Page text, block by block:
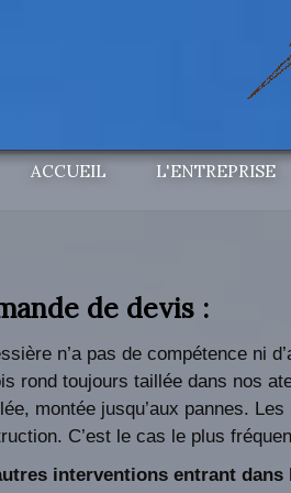
ACCUEIL L'ENTREPRISE
de devis :
n’a pas de compétence ni
rond toujours taillée dans nos
montée jusqu’aux pannes.
C’est le cas le plus
interventions entrant dans